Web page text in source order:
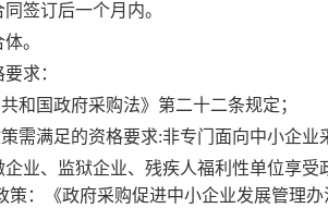
同签订后一个月内。
。
求：
和国政府采购法》第二十二条规定；
需满足的资格要求:非专门面向中小企业
业、监狱企业、残疾人福利性单位享受
策：《政府采购促进中小企业发展管理